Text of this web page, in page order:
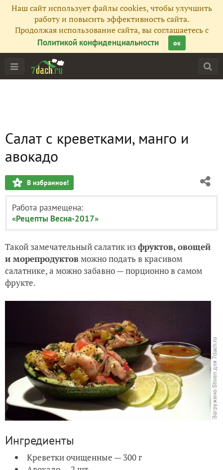
Наш сайт использует файлы cookies, чтобы улучшить
работу и повысить эффективность сайта.
Продолжая использование сайта, вы соглашаетесь с
Политикой конфиденциальности
ок
Салат с креветками, манго и
авокадо
В избранное!
Работа размещена:
«Рецепты Весна-2017»
Такой замечательный салатик из фруктов, овощей
и морепродуктов можно подать в красивом
салатнике, а можно забавно — порционно в самом
фрукте.
Ингредиенты
Креветки очищенные — 300 г